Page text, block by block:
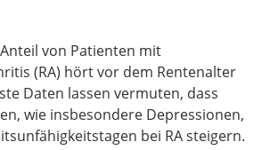
von Patienten mit
(RA) hört vor dem Rentenalter
Daten lassen vermuten, dass
wie insbesondere Depressionen,
bei RA steigern.